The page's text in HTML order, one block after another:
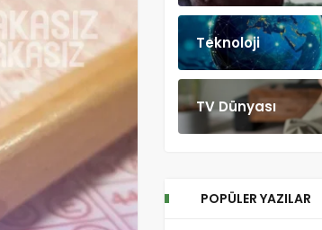
Teknoloji
TV Dünyası
POPÜLER YAZILAR